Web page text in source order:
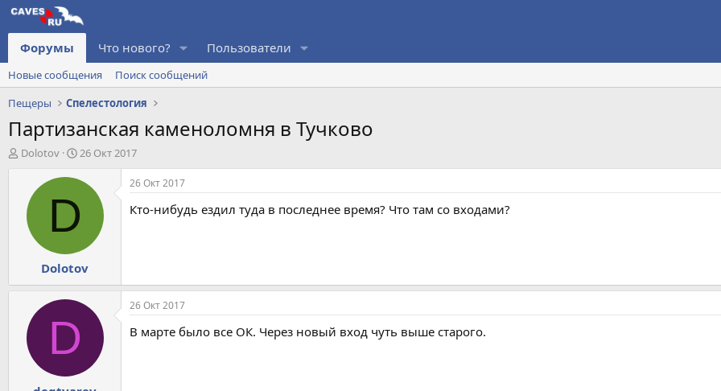
Форумы Что нового? Пользователи
Новые сообщения
Поиск сообщений
Пещеры
Спелестология
Партизанская каменоломня в Тучково
А
Dolotov
Д
т
н
а
а
л
а
26 Окт 2017
D
Dolotov
26 Окт 2017
Кто-нибудь ездил туда в последнее время? Что там со входами?
D
26 Окт 2017
В марте было все ОК. Через новый вход чуть выше старого.